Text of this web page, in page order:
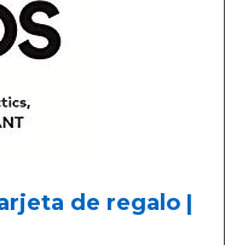
de regalo |